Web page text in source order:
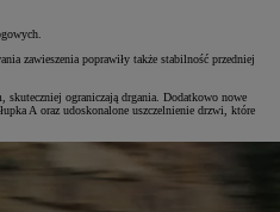
zawieszenia poprawiły także stabilność przedniej
skuteczniej ograniczają drgania. Dodatkowo nowe
A oraz udoskonalone uszczelnienie drzwi, które